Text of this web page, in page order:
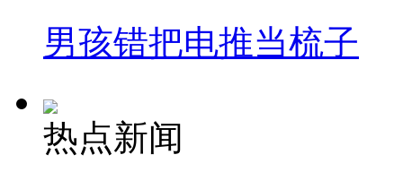
司机酒驾遇交警 急速倒车逃窜
男孩错把电推当梳子
热点新闻